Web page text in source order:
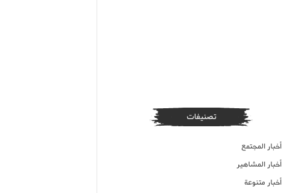
تصنيفات
أخبار المجتمع
أخبار المشاهير
أخبار متنوعة